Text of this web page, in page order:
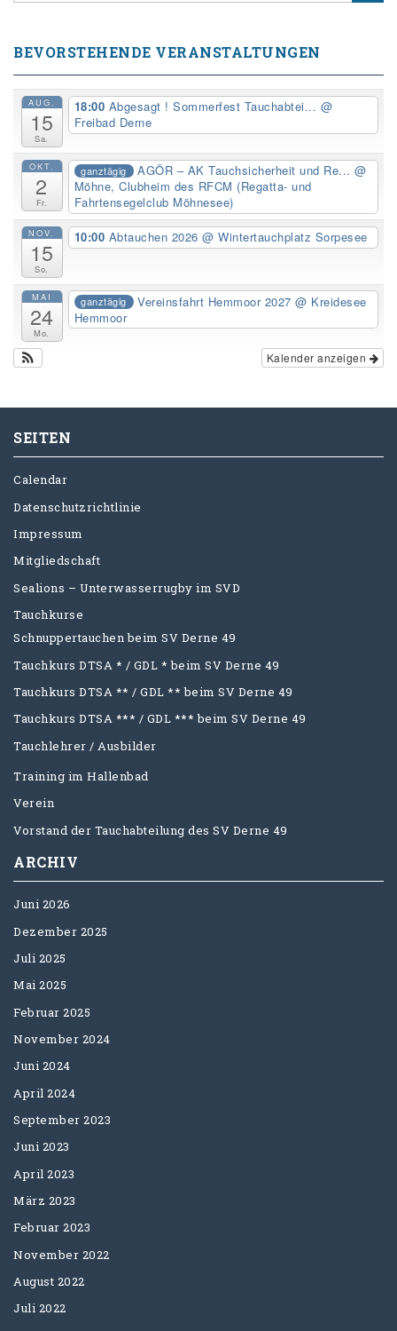
BEVORSTEHENDE VERANSTALTUNGEN
AUG.
15
Sa.
18:00 Abgesagt ! Sommerfest Tauchabtei... @
Freibad Derne
OKT.
2
Fr.
ganztägig AGÖR – AK Tauchsicherheit und Re...@
Möhne, Clubheim des RFCM (Regatta- und
Fahrtensegelclub Möhnesee)
NOV.
15
So.
10:00 Abtauchen 2026@ Wintertauchplatz Sorpesee
MAI
24
Mo.
ganztägig Vereinsfahrt Hemmoor 2027@ Kreidesee
Hemmoor
Kalender anzeigen
SEITEN
Calendar
Datenschutzrichtlinie
Impressum
Mitgliedschaft
Sealions – Unterwasserrugby im SVD
Tauchkurse
Schnuppertauchen beim SV Derne 49
Tauchkurs DTSA * / GDL * beim SV Derne 49
Tauchkurs DTSA ** / GDL ** beim SV Derne 49
Tauchkurs DTSA *** / GDL *** beim SV Derne 49
Tauchlehrer / Ausbilder
Training im Hallenbad
Verein
Vorstand der Tauchabteilung des SV Derne 49
ARCHIV
Juni 2026
Dezember 2025
Juli 2025
Mai 2025
Februar 2025
November 2024
Juni 2024
April 2024
September 2023
Juni 2023
April 2023
März 2023
Februar 2023
November 2022
August 2022
Juli 2022